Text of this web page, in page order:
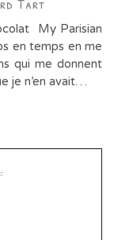
My Parisian
en temps en me
qui me donnent
je n’en avait…